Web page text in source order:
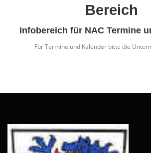
Bereich
Infobereich für NAC Termine
Für Termine und Kalender bitte die